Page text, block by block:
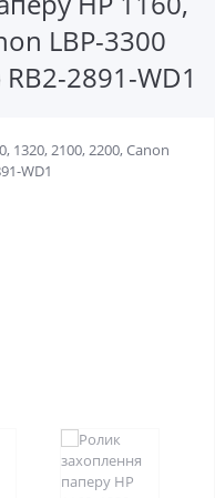
LBP-3300
2891-WD1